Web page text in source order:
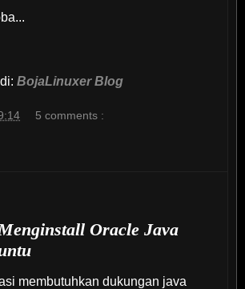
di:BojaLinuxer Blog
5 comments :
Oracle Java
membutuhkan dukungan java